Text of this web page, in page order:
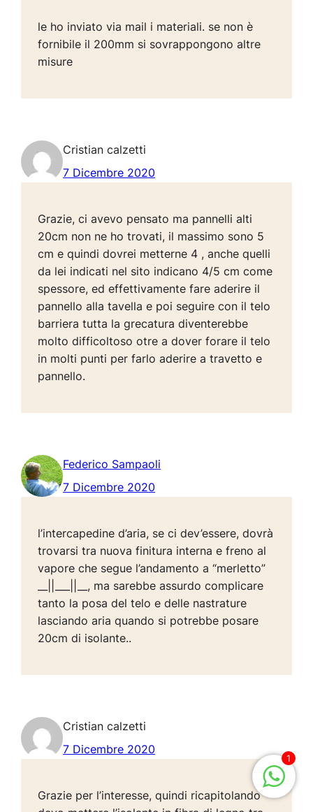
le ho inviato via mail i materiali. se non è
fornibile il 200mm si sovrappongono altre
misure
Cristian calzetti
7 Dicembre 2020
Grazie, ci avevo pensato ma pannelli alti
20cm non ne ho trovati, il massimo sono 5
cm e quindi dovrei metterne 4 , anche quelli
da lei indicati nel sito indicano 4/5 cm come
spessore, ed effettivamente fare aderire il
pannello alla tavella e poi seguire con il telo
barriera tutta la grecatura diventerebbe
molto difficoltoso otre a dover forare il telo
in molti punti per farlo aderire a travetto e
pannello.
Federico Sampaoli
7 Dicembre 2020
l’intercapedine d’aria, se ci dev’essere, dovrà
trovarsi tra nuova finitura interna e freno al
vapore che segue l’andamento a “merletto”
__||___||__, ma sarebbe assurdo complicare
tanto la posa del telo e delle nastrature
lasciando aria quando si potrebbe posare
20cm di isolante..
Cristian calzetti
7 Dicembre 2020
Grazie per l’interesse, quindi ricapitolando
1